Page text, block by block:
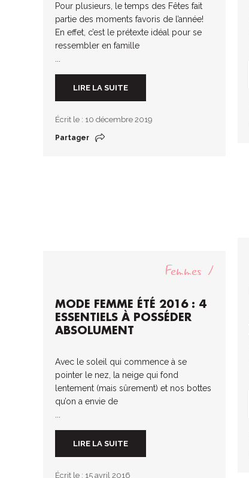
Pour plusieurs, le temps des Fêtes fait
partie des moments favoris de l’année!
En effet, c’est le prétexte idéal pour se
ressembler en famille
LIRE LA SUITE
Écrit le : 10 décembre 2019
Partager
Femmes
MODE FEMME ÉTÉ 2016 : 4
ESSENTIELS À POSSÉDER
ABSOLUMENT
Avec le soleil qui commence à se
pointer le nez, la neige qui fond
lentement (mais sûrement) et nos bottes
qu’on a envie de
LIRE LA SUITE
Écrit le : 15 avril 2016